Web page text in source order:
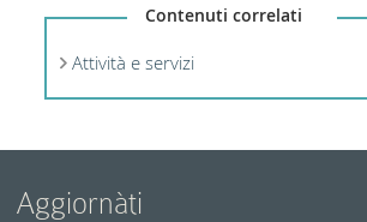
Contenuti correlati
Attività e servizi
Aggiornàti